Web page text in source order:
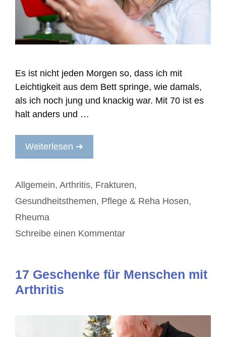
Es ist nicht jeden Morgen so, dass ich mit
Leichtigkeit aus dem Bett springe, wie damals,
als ich noch jung und knackig war. Mit 70 ist es
halt anders und …
Weiterlesen ➔
Kategorien
Allgemein, Arthritis, Frakturen,
Gesundheitsthemen, Pflege & Reha Hosen,
Rheuma
Schreibe einen Kommentar
17 Geschenke für Menschen mit
Arthritis